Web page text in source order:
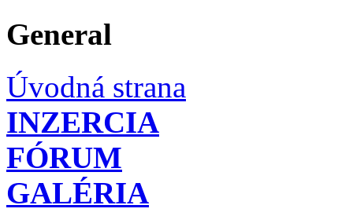
General
Úvodná strana
INZERCIA
FÓRUM
GALÉRIA